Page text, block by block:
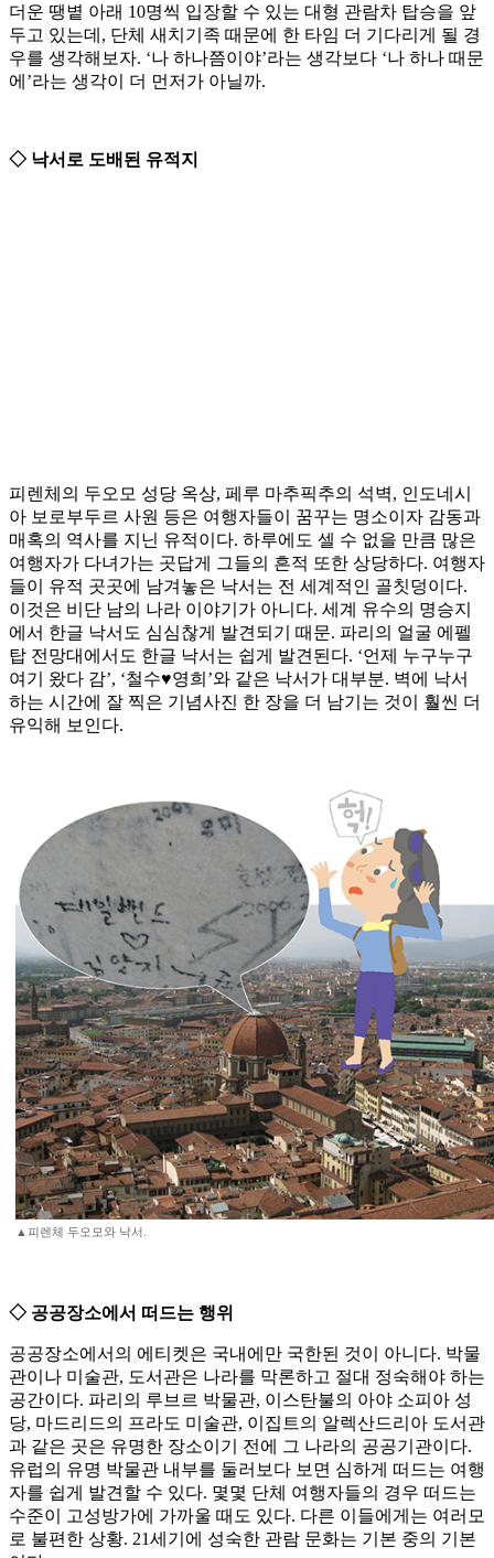
더운 땡볕 아래 10명씩 입장할 수 있는 대형 관람차 탑승을 앞
두고 있는데, 단체 새치기족 때문에 한 타임 더 기다리게 될 경
우를 생각해보자. ‘나 하나쯤이야’라는 생각보다 ‘나 하나 때문
에’라는 생각이 더 먼저가 아닐까.
◇ 낙서로 도배된 유적지
피렌체의 두오모 성당 옥상, 페루 마추픽추의 석벽, 인도네시
아 보로부두르 사원 등은 여행자들이 꿈꾸는 명소이자 감동과
매혹의 역사를 지닌 유적이다. 하루에도 셀 수 없을 만큼 많은
여행자가 다녀가는 곳답게 그들의 흔적 또한 상당하다. 여행자
들이 유적 곳곳에 남겨놓은 낙서는 전 세계적인 골칫덩이다.
이것은 비단 남의 나라 이야기가 아니다. 세계 유수의 명승지
에서 한글 낙서도 심심찮게 발견되기 때문. 파리의 얼굴 에펠
탑 전망대에서도 한글 낙서는 쉽게 발견된다. ‘언제 누구누구
여기 왔다 감’, ‘철수♥영희’와 같은 낙서가 대부분. 벽에 낙서
하는 시간에 잘 찍은 기념사진 한 장을 더 남기는 것이 훨씬 더
유익해 보인다.
▲피렌체 두오모와 낙서.
◇ 공공장소에서 떠드는 행위
공공장소에서의 에티켓은 국내에만 국한된 것이 아니다. 박물
관이나 미술관, 도서관은 나라를 막론하고 절대 정숙해야 하는
공간이다. 파리의 루브르 박물관, 이스탄불의 아야 소피아 성
당, 마드리드의 프라도 미술관, 이집트의 알렉산드리아 도서관
과 같은 곳은 유명한 장소이기 전에 그 나라의 공공기관이다.
유럽의 유명 박물관 내부를 둘러보다 보면 심하게 떠드는 여행
자를 쉽게 발견할 수 있다. 몇몇 단체 여행자들의 경우 떠드는
수준이 고성방가에 가까울 때도 있다. 다른 이들에게는 여러모
로 불편한 상황. 21세기에 성숙한 관람 문화는 기본 중의 기본